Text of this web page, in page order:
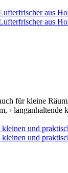
für kleine
› langanhaltende